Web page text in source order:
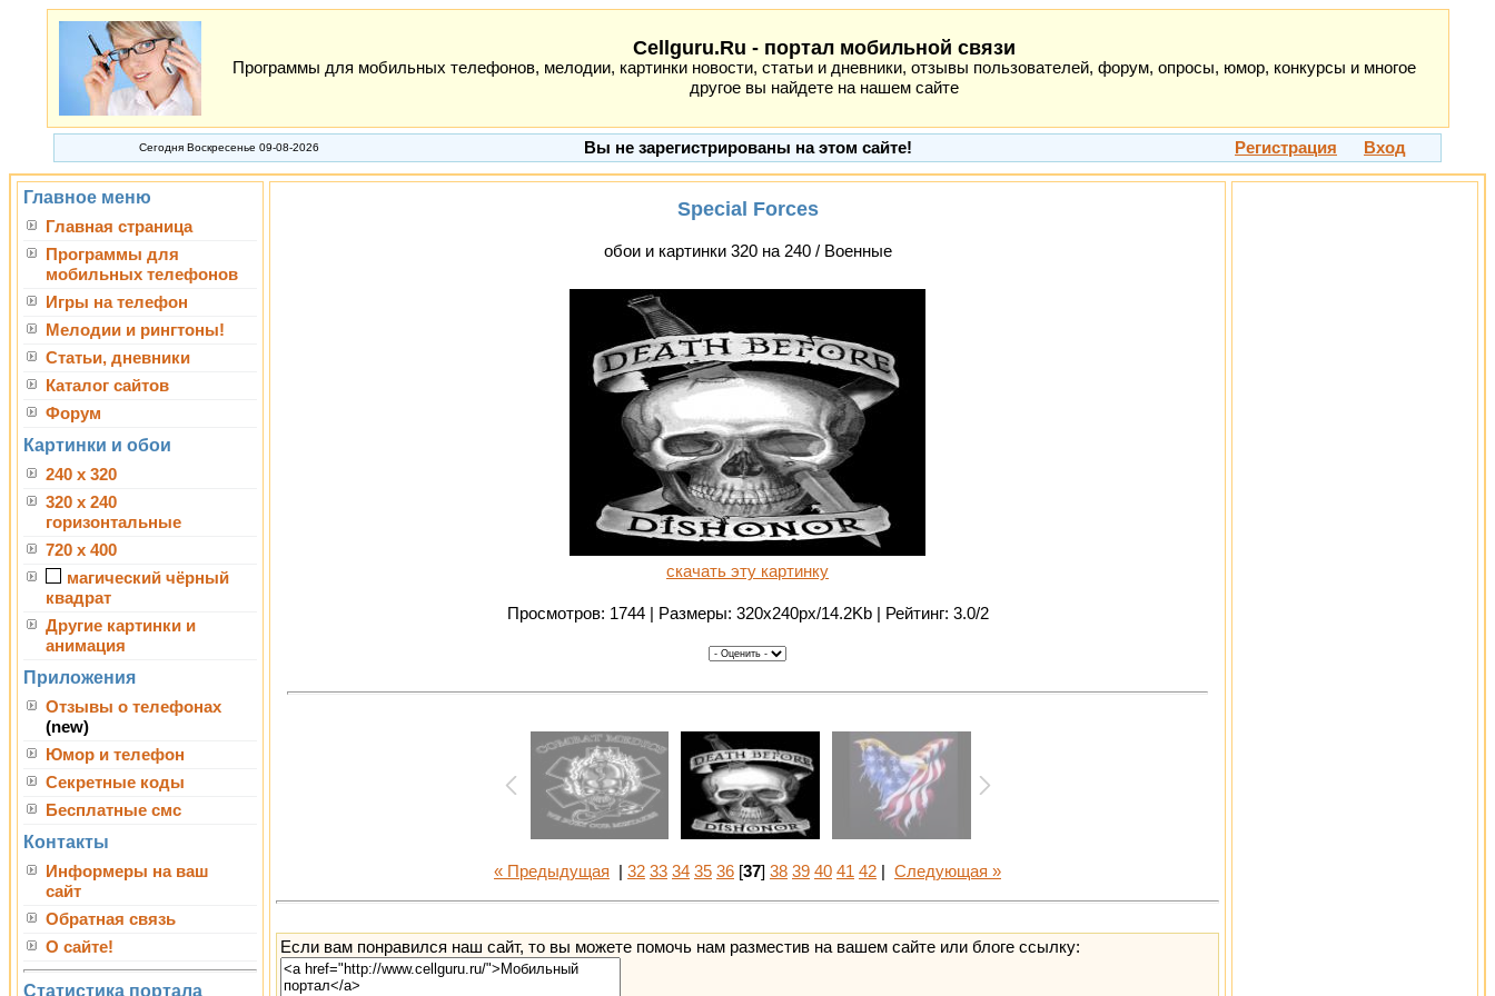
Cellguru.Ru - портал мобильной связи
Программы для мобильных телефонов, мелодии, картинки новости, статьи и дневники, отзывы пользователей, форум, опросы, юмор, конкурсы и многое
другое вы найдете на нашем сайте
Сегодня Воскресенье 09-08-2026 Вы не зарегистрированы на этом сайте! Регистрация Вход
Главное меню
Главная страница
Программы для
мобильных телефонов
Игры на телефон
Мелодии и рингтоны!
Статьи, дневники
Каталог сайтов
Форум
Картинки и обои
240 x 320
320 x 240
горизонтальные
720 x 400
магический чёрный
квадрат
Другие картинки и
анимация
Приложения
Отзывы о телефонах
(new)
Юмор и телефон
Секретные коды
Бесплатные смс
Контакты
Информеры на ваш
сайт
Обратная связь
О сайте!
Статистика портала
Special Forces
обои и картинки 320 на 240 / Военные
скачать эту картинку
Просмотров: 1744 | Размеры: 320x240px/14.2Kb | Рейтинг: 3.0/2
« Предыдущая 32 33 34 35 36 [37] 38 39 40 41 42 Следующая »
Если вам понравился наш сайт, то вы можете помочь нам разместив на вашем сайте или блоге ссылку: